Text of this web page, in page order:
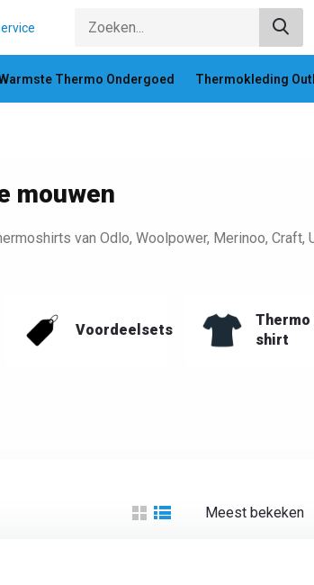
Thermo Ondergoed Thermokleding
mouwen
van Odlo, Woolpower, Merinoo, Craft,
Voordeelsets
Thermo
shirt
Meest bekeken